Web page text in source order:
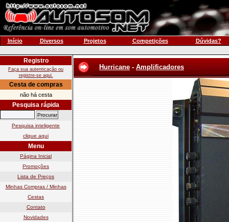
Início Diversos Projetos Competições Dúvidas?
Registro
Faça sua autenticação ou
registre-se aqui.
Cesta de compras
não há cesta
Pesquisa rápida
Pesquisa inteligente
clique aqui
Menu
Página Inicial
Promoções
Lista de Preços
Minhas Compras / Minhas
Cestas
Contato
Novidades
Hurricane - Amplificadores